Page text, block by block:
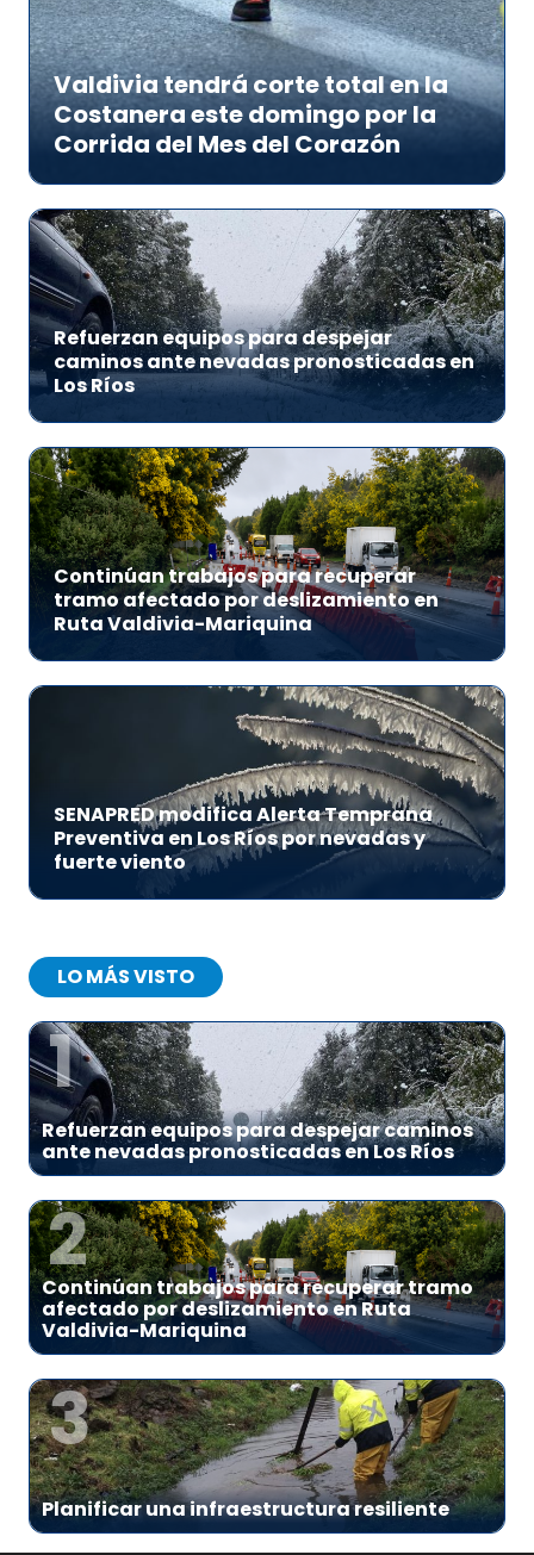
Valdivia tendrá corte total en la
Costanera este domingo por la
Corrida del Mes del Corazón
Refuerzan equipos para despejar
caminos ante nevadas pronosticadas en
Los Ríos
Continúan trabajos para recuperar
tramo afectado por deslizamiento en
Ruta Valdivia-Mariquina
SENAPRED modifica Alerta Temprana
Preventiva en Los Ríos por nevadas y
fuerte viento
LO MÁS VISTO
1
Refuerzan equipos para despejar caminos
ante nevadas pronosticadas en Los Ríos
2
Continúan trabajos para recuperar tramo
afectado por deslizamiento en Ruta
Valdivia-Mariquina
3
Planificar una infraestructura resiliente